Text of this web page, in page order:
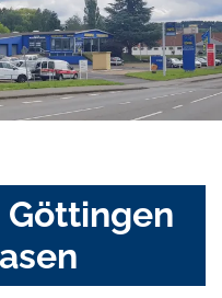
Göttingen